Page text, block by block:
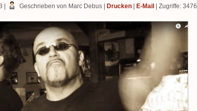
Geschrieben von Marc Debus Drucken E-Mail | Zugriffe: 3476